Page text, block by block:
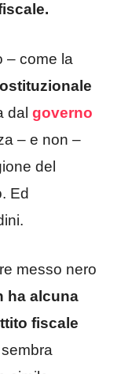
– come la
dal governo
– e non –
del
Ed
messo nero
ha alcuna
fiscale